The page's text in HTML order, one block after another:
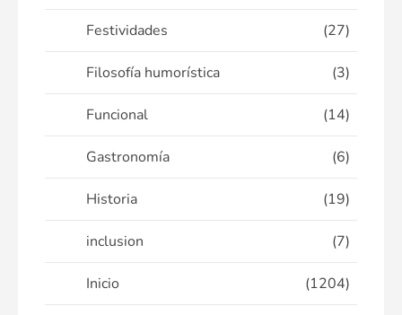
Festividades (27)
Filosofía humorística (3)
Funcional (14)
Gastronomía (6)
Historia (19)
inclusion (7)
Inicio (1204)